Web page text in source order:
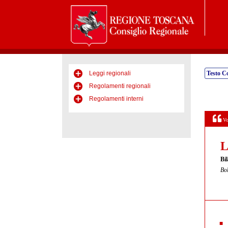
Leggi regionali
Regolamenti regionali
Regolamenti interni
Testo